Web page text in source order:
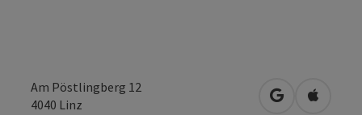
Am Pöstlingberg 12
4040 Linz in Google
in